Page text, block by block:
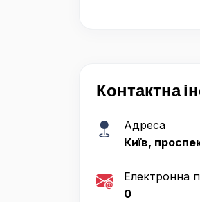
Контактна
Адреса
Київ,
Електронна
0